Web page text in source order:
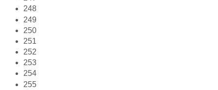
248
249
250
251
252
253
254
255